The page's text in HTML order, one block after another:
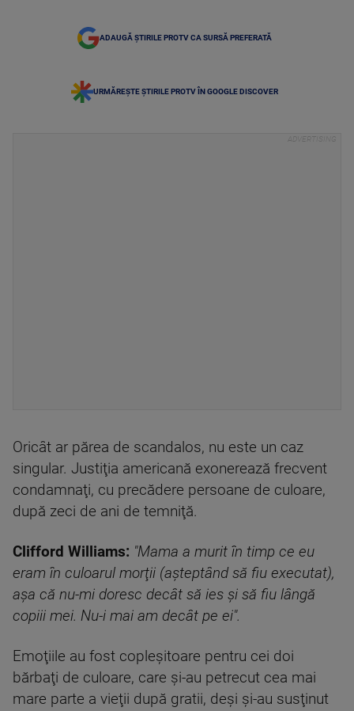
ADAUGĂ ȘTIRILE PROTV CA SURSĂ PREFERATĂ
URMĂREȘTE ȘTIRILE PROTV ÎN GOOGLE DISCOVER
Oricât ar părea de scandalos, nu este un caz
singular. Justiţia americană exonerează frecvent
condamnaţi, cu precădere persoane de culoare,
după zeci de ani de temniţă.
Clifford Williams: "Mama a murit în timp ce eu
eram în culoarul morţii (aşteptând să fiu executat),
aşa că nu-mi doresc decât să ies şi să fiu lângă
copiii mei. Nu-i mai am decât pe ei".
Emoţiile au fost copleşitoare pentru cei doi
bărbaţi de culoare, care şi-au petrecut cea mai
mare parte a vieţii după gratii, deşi şi-au susţinut